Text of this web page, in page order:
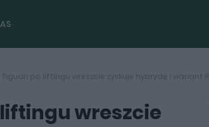
po liftingu wreszcie zyskuje hybrydę i wariant R
wreszcie